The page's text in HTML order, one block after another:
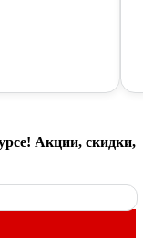
Акции, скидки,